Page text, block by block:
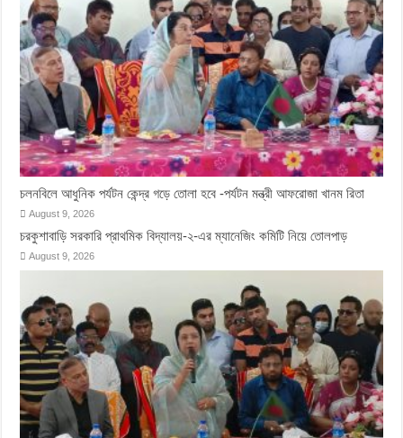
চলনবিলে আধুনিক পর্যটন কেন্দ্র গড়ে তোলা হবে -পর্যটন মন্ত্রী আফরোজা খানম রিতা
August 9, 2026
চরকুশাবাড়ি সরকারি প্রাথমিক বিদ্যালয়-২-এর ম্যানেজিং কমিটি নিয়ে তোলপাড়
August 9, 2026